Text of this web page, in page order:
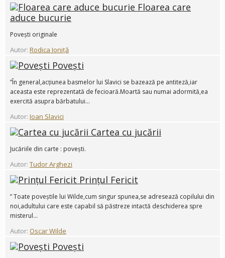
Floarea care
aduce bucurie
Povești originale
Autor: Rodica Ioniță
Povești
”În general,acțiunea basmelor lui Slavici se bazează pe antiteză,iar
aceasta este reprezentată de fecioară.Moartă sau numai adormită,ea
exercită asupra bărbatului...
Autor: Ioan Slavici
Cartea cu jucării
Jucăriile din carte : povești.
Autor: Tudor Arghezi
Prințul Fericit
” Toate poveștile lui Wilde,cum singur spunea,se adresează copilului din
noi,adultului care este capabil să păstreze intactă deschiderea spre
misterul...
Autor: Oscar Wilde
Povești